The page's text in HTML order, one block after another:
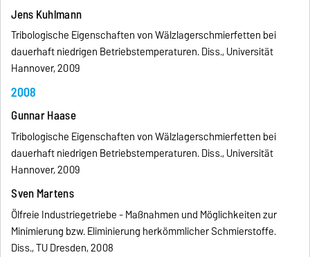
Jens Kuhlmann
Tribologische Eigenschaften von Wälzlagerschmierfetten bei
dauerhaft niedrigen Betriebstemperaturen. Diss., Universität
Hannover, 2009
2008
Gunnar Haase
Tribologische Eigenschaften von Wälzlagerschmierfetten bei
dauerhaft niedrigen Betriebstemperaturen. Diss., Universität
Hannover, 2009
Sven Martens
Ölfreie Industriegetriebe - Maßnahmen und Möglichkeiten zur
Minimierung bzw. Eliminierung herkömmlicher Schmierstoffe.
Diss., TU Dresden, 2008